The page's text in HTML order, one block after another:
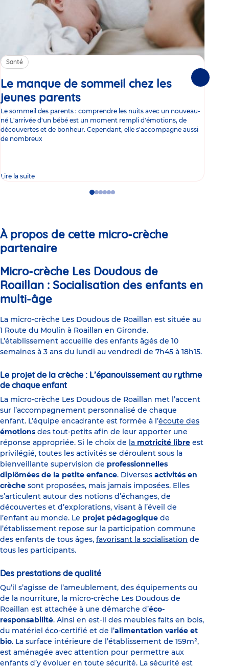
Santé
Le manque de sommeil chez les
jeunes parents
Le sommeil des parents : comprendre les nuits avec un nouveau-
né L'arrivée d'un bébé est un moment rempli d'émotions, de
découvertes et de bonheur. Cependant, elle s'accompagne aussi
de nombreux
Lire la suite
GoGoGoGo
GoGo
À propos de cette micro-crèche
partenaire
Micro-crèche Les Doudous de
Roaillan : Socialisation des enfants en
multi-âge
La micro-crèche Les Doudous de Roaillan est située au
1 Route du Moulin à Roaillan en Gironde.
L’établissement accueille des enfants âgés de 10
semaines à 3 ans du lundi au vendredi de 7h45 à 18h15.
Le projet de la crèche : L’épanouissement au rythme
de chaque enfant
La micro-crèche Les Doudous de Roaillan met l’accent
sur l’accompagnement personnalisé de chaque
enfant. L’équipe encadrante est formée à l’écoute des
émotions des tout-petits afin de leur apporter une
réponse appropriée. Si le choix de la motricité libre est
privilégié, toutes les activités se déroulent sous la
bienveillante supervision de professionnelles
diplômées de la petite enfance. Diverses activités en
crèche sont proposées, mais jamais imposées. Elles
s’articulent autour des notions d’échanges, de
découvertes et d’explorations, visant à l’éveil de
l’enfant au monde. Le projet pédagogique de
l’établissement repose sur la participation commune
des enfants de tous âges, favorisant la socialisation de
tous les participants.
Des prestations de qualité
Qu’il s’agisse de l’ameublement, des équipements ou
de la nourriture, la micro-crèche Les Doudous de
Roaillan est attachée à une démarche d’éco-
responsabilité. Ainsi en est-il des meubles faits en bois,
du matériel éco-certifié et de l’alimentation variée et
bio. La surface intérieure de l’établissement de 159m²,
est aménagée avec attention pour permettre aux
enfants d’y évoluer en toute sécurité. La sécurité est